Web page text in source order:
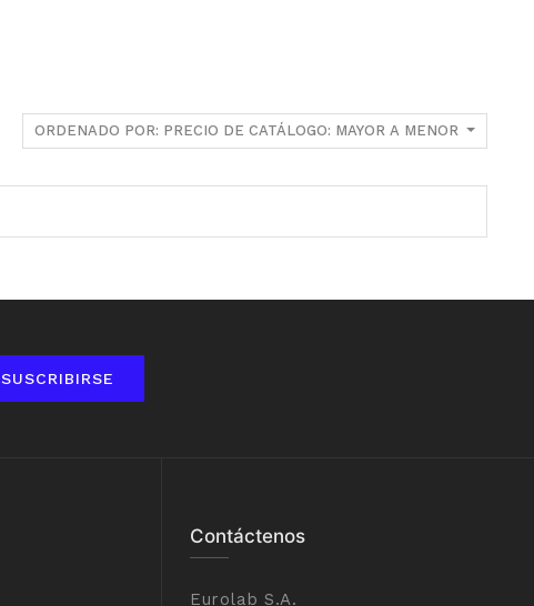
ORDENADO POR: PRECIO DE CATÁLOGO: MAYOR A MENOR
SUSCRIBIRSE
Contáctenos
Eurolab S.A.